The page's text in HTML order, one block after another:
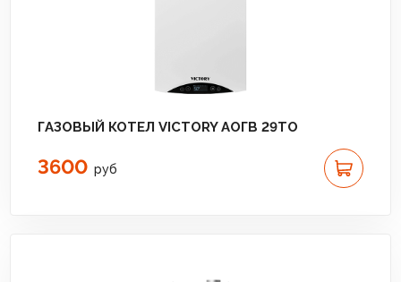
ГАЗОВЫЙ КОТЕЛ VICTORY АОГВ 29TO
3600 руб